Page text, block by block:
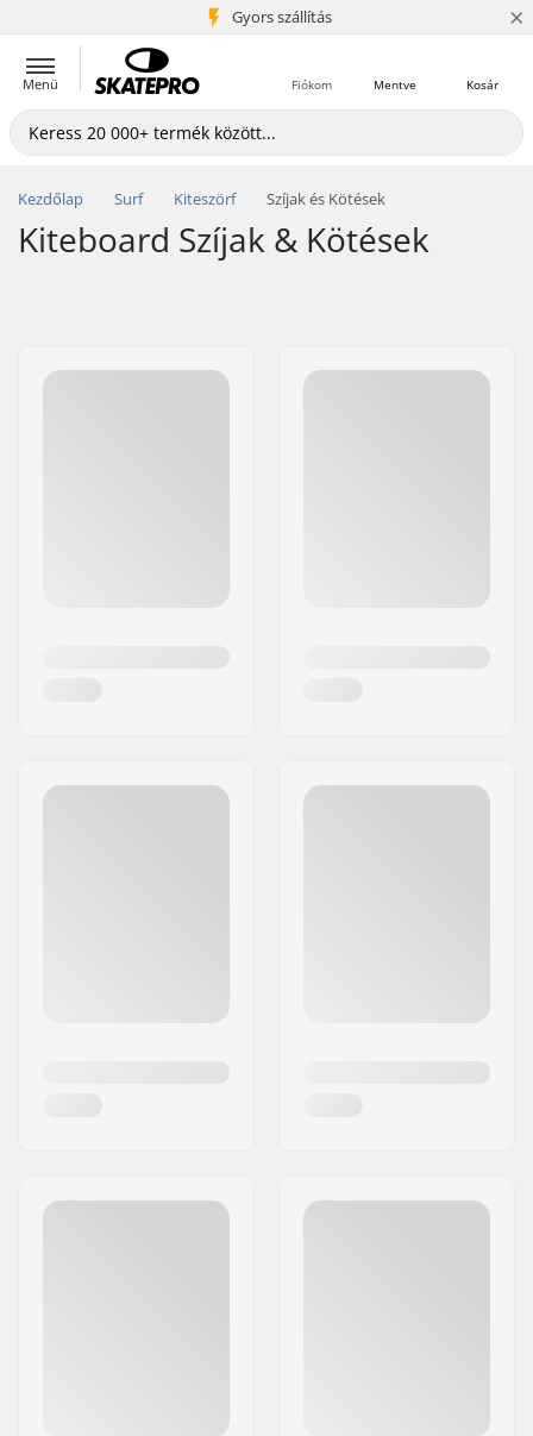
Gyors szállítás
5+ millió ügyfél ×
Menü Kosár
Mentve
Fiókom
Kezdőlap Surf Kiteszörf Szíjak és Kötések
Kiteboard Szíjak & Kötések